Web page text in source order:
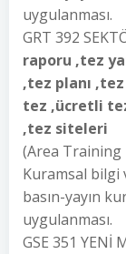
uygulanması.
GRT 392
raporu ,tez
,tez planı
tez ,ücretli
,tez siteleri
(Area Training
Kuramsal bilgi
basın-yayın
uygulanması.
GSE 351 YENİ